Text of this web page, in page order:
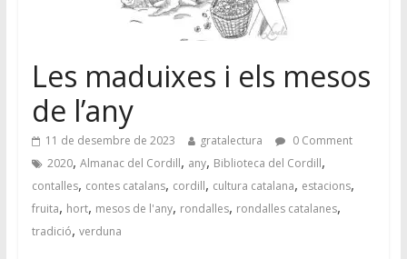
Les maduixes i els mesos
de l’any
11 de desembre de 2023 gratalectura
0 Comment
2020, Almanac del Cordill, any, Biblioteca del Cordill,
contalles, contes catalans, cordill, cultura catalana, estacions,
fruita, hort, mesos de l'any, rondalles, rondalles catalanes,
tradició, verduna